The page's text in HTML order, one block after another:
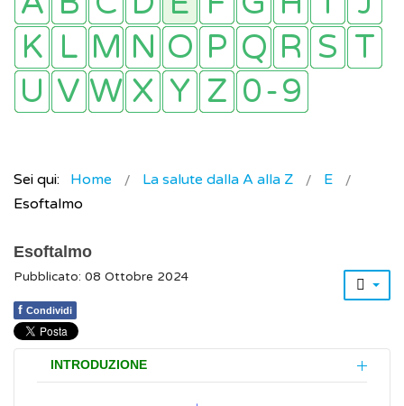
Sei qui: Home La salute dalla A alla Z
E
Esoftalmo
Esoftalmo
Pubblicato: 08 Ottobre 2024
f Condividi
INTRODUZIONE